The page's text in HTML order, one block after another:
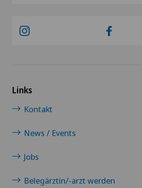
Links
Kontakt
News / Events
Jobs
Belegärztin/-arzt werden